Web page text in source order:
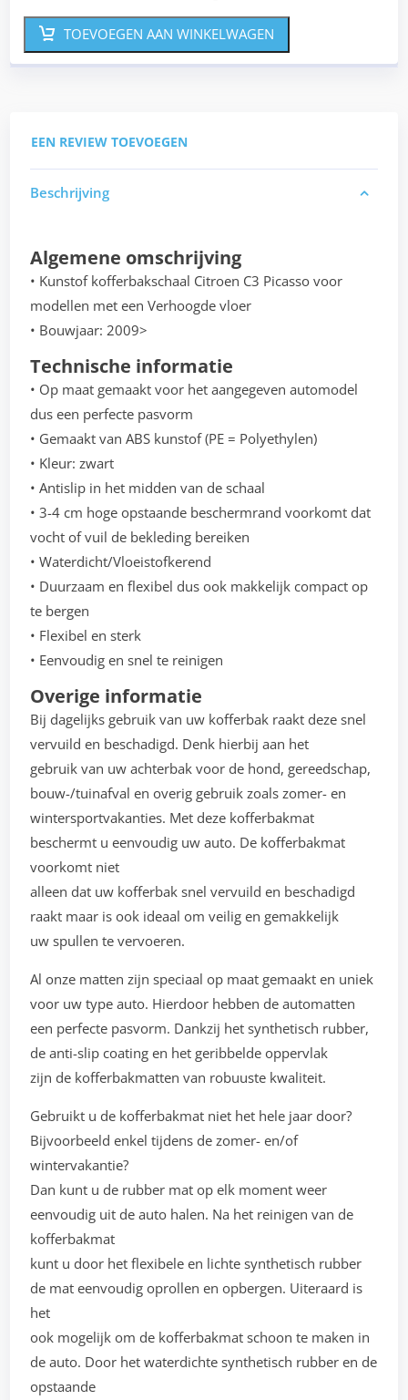
TOEVOEGEN AAN WINKELWAGEN
EEN REVIEW TOEVOEGEN
Beschrijving
Algemene omschrijving
• Kunstof kofferbakschaal Citroen C3 Picasso voor
modellen met een Verhoogde vloer
• Bouwjaar: 2009>
Technische informatie
• Op maat gemaakt voor het aangegeven automodel
dus een perfecte pasvorm
• Gemaakt van ABS kunstof (PE = Polyethylen)
• Kleur: zwart
• Antislip in het midden van de schaal
• 3-4 cm hoge opstaande beschermrand voorkomt dat
vocht of vuil de bekleding bereiken
• Waterdicht/Vloeistofkerend
• Duurzaam en flexibel dus ook makkelijk compact op
te bergen
• Flexibel en sterk
• Eenvoudig en snel te reinigen
Overige informatie
Bij dagelijks gebruik van uw kofferbak raakt deze snel
vervuild en beschadigd. Denk hierbij aan het
gebruik van uw achterbak voor de hond, gereedschap,
bouw-/tuinafval en overig gebruik zoals zomer- en
wintersportvakanties. Met deze kofferbakmat
beschermt u eenvoudig uw auto. De kofferbakmat
voorkomt niet
alleen dat uw kofferbak snel vervuild en beschadigd
raakt maar is ook ideaal om veilig en gemakkelijk
uw spullen te vervoeren.
Al onze matten zijn speciaal op maat gemaakt en uniek
voor uw type auto. Hierdoor hebben de automatten
een perfecte pasvorm. Dankzij het synthetisch rubber,
de anti-slip coating en het geribbelde oppervlak
zijn de kofferbakmatten van robuuste kwaliteit.
Gebruikt u de kofferbakmat niet het hele jaar door?
Bijvoorbeeld enkel tijdens de zomer- en/of
wintervakantie?
Dan kunt u de rubber mat op elk moment weer
eenvoudig uit de auto halen. Na het reinigen van de
kofferbakmat
kunt u door het flexibele en lichte synthetisch rubber
de mat eenvoudig oprollen en opbergen. Uiteraard is
het
ook mogelijk om de kofferbakmat schoon te maken in
de auto. Door het waterdichte synthetisch rubber en de
opstaande